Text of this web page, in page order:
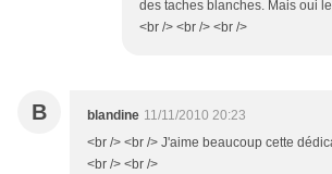
des taches blanches. Mais oui
<br /> <br /> <br />
B blandine 11/11/2010 20:23
<br /> <br /> J'aime beaucoup cette
<br /> <br />